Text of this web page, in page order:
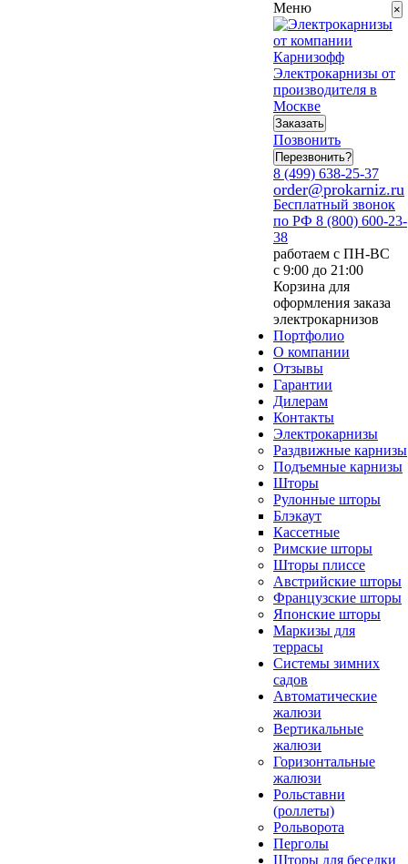
Меню
Электрокарнизы от
производителя в
Москве
Заказать
Позвонить
Перезвонить?
8 (499) 638-25-37
order@prokarniz.ru
Бесплатный звонок
по РФ 8 (800) 600-23-
38
работаем с ПН-ВС
с 9:00 до 21:00
Корзина для
оформления заказа
электрокарнизов
Портфолио
О компании
Отзывы
Гарантии
Дилерам
Контакты
Электрокарнизы
Раздвижные карнизы
Подъемные карнизы
Шторы
Рулонные шторы
Блэкаут
Кассетные
Римские шторы
Шторы плиссе
Австрийские шторы
Французские шторы
Японские шторы
Маркизы для
террасы
Системы зимних
садов
Автоматические
жалюзи
Вертикальные
жалюзи
Горизонтальные
жалюзи
Рольставни
(роллеты)
Рольворота
Перголы
Шторы для беседки
×